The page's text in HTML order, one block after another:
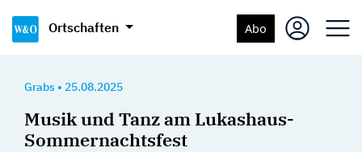
Ortschaften Abo
Grabs • 25.08.2025
Musik und Tanz am Lukashaus-
Sommernachtsfest